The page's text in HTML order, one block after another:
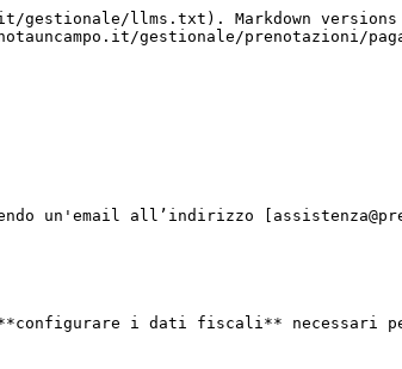
llms.txt). Markdown versions
gestionale/prenotazioni/
all’indirizzo
i dati fiscali** necessari